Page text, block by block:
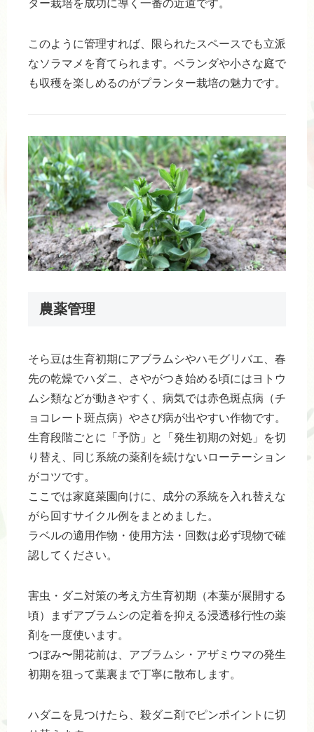
ター栽培を成功に導く一番の近道です。
このように管理すれば、限られたスペースでも立派
なソラマメを育てられます。ベランダや小さな庭で
も収穫を楽しめるのがプランター栽培の魅力です。
農薬管理
そら豆は生育初期にアブラムシやハモグリバエ、春
先の乾燥でハダニ、さやがつき始める頃にはヨトウ
ムシ類などが動きやすく、病気では赤色斑点病（チ
ョコレート斑点病）やさび病が出やすい作物です。
生育段階ごとに「予防」と「発生初期の対処」を切
り替え、同じ系統の薬剤を続けないローテーション
がコツです。
ここでは家庭菜園向けに、成分の系統を入れ替えな
がら回すサイクル例をまとめました。
ラベルの適用作物・使用方法・回数は必ず現物で確
認してください。
害虫・ダニ対策の考え方生育初期（本葉が展開する
頃）まずアブラムシの定着を抑える浸透移行性の薬
剤を一度使います。
つぼみ〜開花前は、アブラムシ・アザミウマの発生
初期を狙って葉裏まで丁寧に散布します。
ハダニを見つけたら、殺ダニ剤でピンポイントに切